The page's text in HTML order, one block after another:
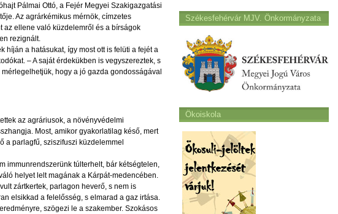
Pálmai Ottó, a Fejér Megyei Szakigazgatási
Az agrárkémikus mérnök, címzetes
az ellene való küzdelemről és a bírságok
rezignált.
híján a hatásukat, így most ott is felüti a fejét a
– A saját érdekükben is vegyszereztek, s
hogy a jó gazda gondosságával
az agráriusok, a növényvédelmi
Most, amikor gyakorlatilag késő, mert
a parlagfű, sziszifuszi küzdelemmel
immunrendszerünk túlterhelt, bár kétségtelen,
helyet lelt magának a Kárpát-medencében.
zártkertek, parlagon heverő, s nem is
elsikkad a felelősség, s elmarad a gaz irtása.
szögezi le a szakember. Szokásos
Székesfehérvár MJV. Önkormányzata
Ökoiskola